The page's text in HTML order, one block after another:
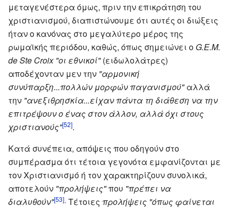
μεταγενέστερα όμως, πριν την επικράτηση του
χριστιανισμού, διαπιστώνουμε ότι αυτές οι διώξεις
ήταν ο κανόνας στο μεγαλύτερο μέρος της
ρωμαϊκής περιόδου, καθώς, όπως σημειώνει ο G.E.M.
de Ste Croix "οι εθνικοί"(ειδωλολάτρες)
αποδέχονταν μεν την "αρμονική
συνύπαρξη...πολλών μορφών παγανισμού"αλλά
την "ανεξιθρησκία...είχαν πάντα τη διάθεση να την
επιτρέψουν ο ένας στον άλλον, αλλά όχι στους
χριστιανούς"[52].
Κατά συνέπεια, απόψεις που οδηγούν στο
συμπέρασμα ότι τέτοια γεγονότα εμφανίζονται με
τον Χριστιανισμό ή τον χαρακτηρίζουν συνολικά,
αποτελούν "προλήψεις"που "πρέπει να
διαλυθούν"[53]· Τέτοιες προλήψεις "όπως φαίνεται